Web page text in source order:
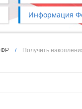
Информация
/ Получить